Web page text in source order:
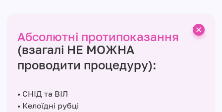
Абсолютні протипоказання
(взагалі НЕ МОЖНА
проводити процедуру):
• СНІД та ВІЛ
• Келоїдні рубці